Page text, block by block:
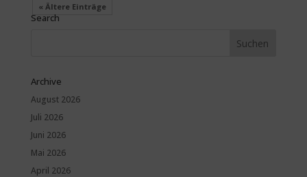
« Ältere Einträge
Search
Archive
August 2026
Juli 2026
Juni 2026
Mai 2026
April 2026